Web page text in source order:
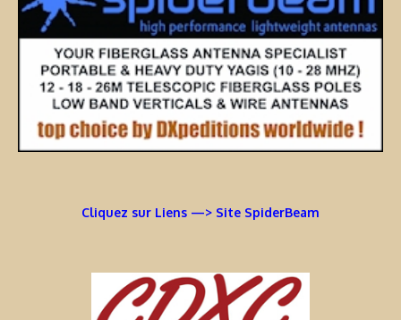
Cliquez sur Liens —> Site SpiderBeam